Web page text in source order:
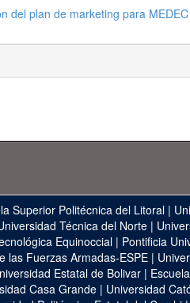
del plan de marketing para
Superior Politécnica del Litoral |
Técnica del Norte|
Equinoccial| Pontificia
las Fuerzas Armadas-ESPE |
Estatal de Bolivar|
Casa Grande | Universidad